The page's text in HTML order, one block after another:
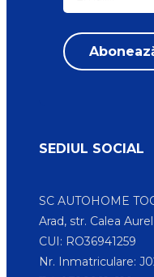
SEDIUL SOCIAL
SC AUTOHOME
Arad, str. Calea
CUI: RO36941259
Nr. Inmatriculare: